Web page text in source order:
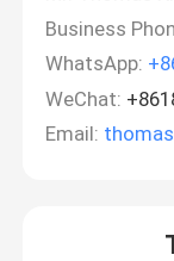
Business
WhatsApp:
WeChat:
Email: